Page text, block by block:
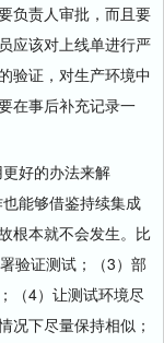
负责人审批，而且要
应该对上线单进行严
验证，对生产环境中
在事后补充记录一
好的办法来解
能够借鉴持续集成
根本就不会发生。比
验证测试；（3）部
（4）让测试环境尽
况下尽量保持相似；